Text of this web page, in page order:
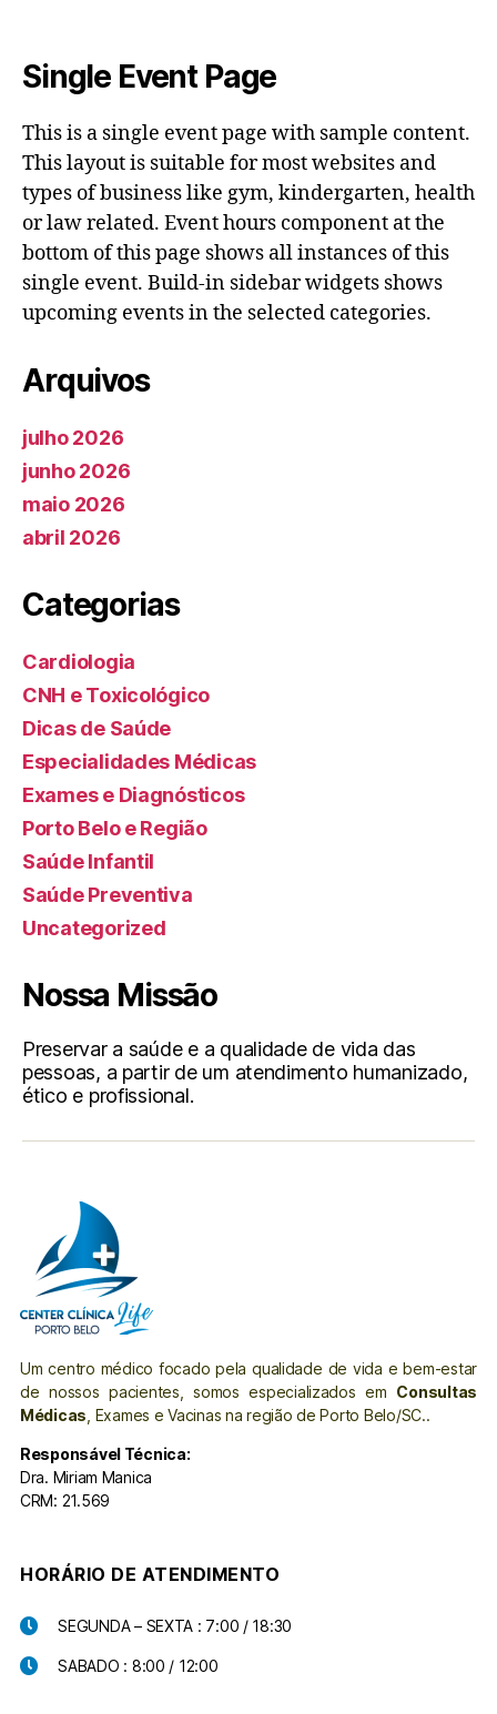
Single Event Page
This is a single event page with sample content.
This layout is suitable for most websites and
types of business like gym, kindergarten, health
or law related. Event hours component at the
bottom of this page shows all instances of this
single event. Build-in sidebar widgets shows
upcoming events in the selected categories.
Arquivos
julho 2026
junho 2026
maio 2026
abril 2026
Categorias
Cardiologia
CNH e Toxicológico
Dicas de Saúde
Especialidades Médicas
Exames e Diagnósticos
Porto Belo e Região
Saúde Infantil
Saúde Preventiva
Uncategorized
Nossa Missão
Preservar a saúde e a qualidade de vida das
pessoas, a partir de um atendimento humanizado,
ético e profissional.
Um centro médico focado pela qualidade de vida e bem-estar
de nossos pacientes, somos especializados em Consultas
Médicas , Exames e Vacinas na região de Porto Belo/SC..
Responsável Técnica:
Dra. Miriam Manica
CRM: 21.569
HORÁRIO DE ATENDIMENTO
SEGUNDA – SEXTA : 7:00 / 18:30
SABADO : 8:00 / 12:00